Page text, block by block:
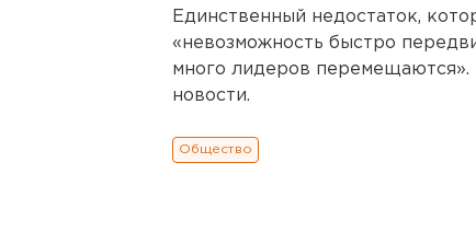
Единственный недостаток,
«невозможность быстро
много лидеров перемещаются».
новости.
Общество